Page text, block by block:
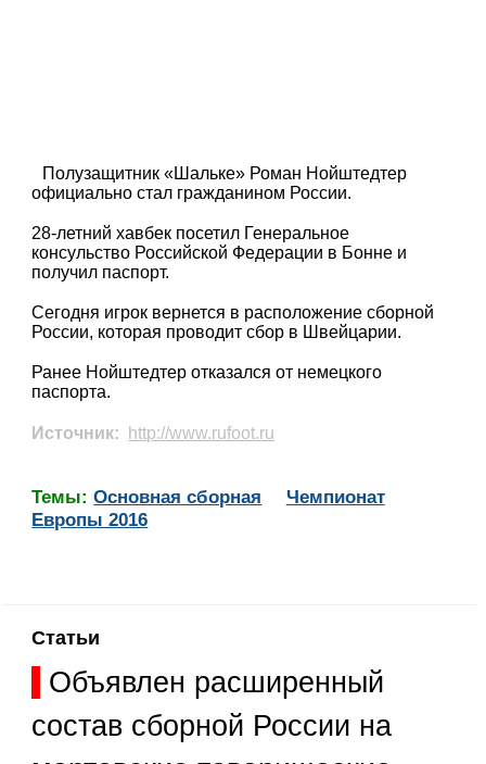
Полузащитник «Шальке» Роман Нойштедтер
официально стал гражданином России.
28-летний хавбек посетил Генеральное
консульство Российской Федерации в Бонне и
получил паспорт.
Сегодня игрок вернется в расположение сборной
России, которая проводит сбор в Швейцарии.
Ранее Нойштедтер отказался от немецкого
паспорта.
Источник: http://www.rufoot.ru
Темы:Основная сборная
Чемпионат
Европы 2016
Статьи
Объявлен расширенный
состав сборной России на